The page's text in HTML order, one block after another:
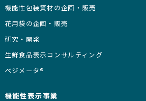
機能性包装資材の企画・販売
花用袋の企画・販売
研究・開発
生鮮食品表示コンサルティング
ベジメータ®
機能性表示事業